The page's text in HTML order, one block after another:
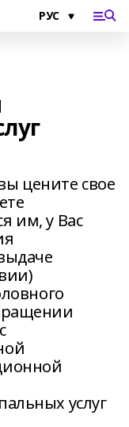
цените свое
им, у Вас
услуг